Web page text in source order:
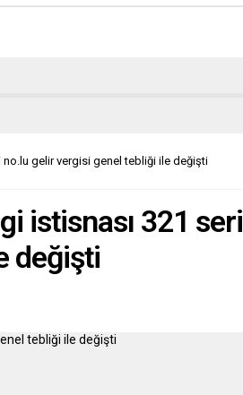
no.lu gelir vergisi genel tebliği ile değişti
istisnası 321 seri
değişti